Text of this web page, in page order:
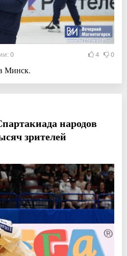
0 4 0
Минск.
народов
зрителей